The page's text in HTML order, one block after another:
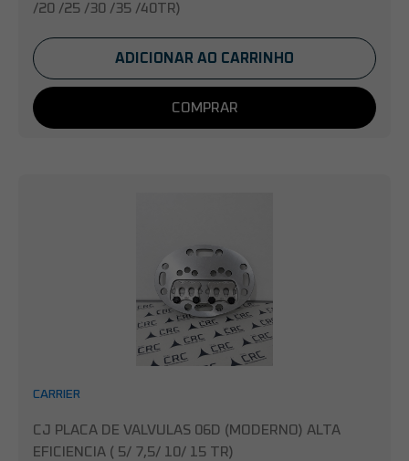
/20 /25 /30 /35 /40TR)
ADICIONAR AO CARRINHO
COMPRAR
CARRIER
CJ PLACA DE VALVULAS 06D (MODERNO) ALTA
EFICIENCIA ( 5/ 7,5/ 10/ 15 TR)